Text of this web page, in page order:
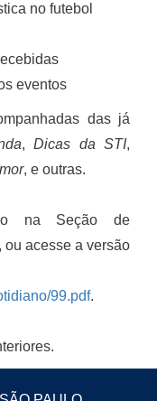
no futebol
eventos
das já
,Dicas da STI,
, e outras.
na Seção de
acesse a versão
99.pdf.